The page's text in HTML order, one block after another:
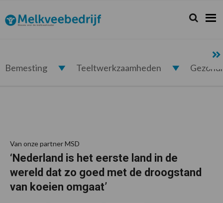
de
hoofdnavigatie
de
hoofd
de
eerste
de
voettekst
Melkveebedrijf.nl Zoeken...
Zoek
Bemesting Teeltwerkzaamheden
Van onze partner MSD
‘Nederland is het eerste land in de
wereld dat zo goed met de droogstand
van koeien omgaat’